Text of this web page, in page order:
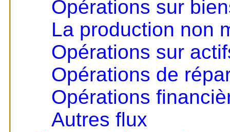
Opérations sur
La production non
Opérations sur
Opérations de
Opérations
Autres flux